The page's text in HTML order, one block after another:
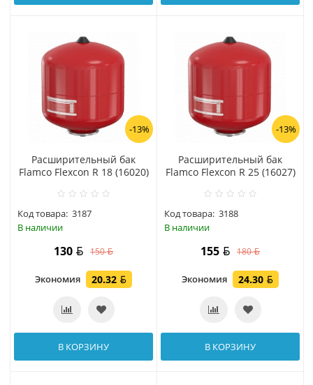
-13%
Расширительный бак
Flamco Flexcon R 18 (16020)
Код товара: 3187
В наличии
130 150
Экономия 20.32
В КОРЗИНУ
-13%
Расширительный бак
Flamco Flexcon R 25 (16027)
Код товара: 3188
В наличии
155 180
Экономия 24.30
В КОРЗИНУ